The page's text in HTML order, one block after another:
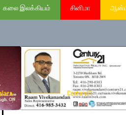
கலை இலக்கியம் சினிமா
Century21
Wednesday,